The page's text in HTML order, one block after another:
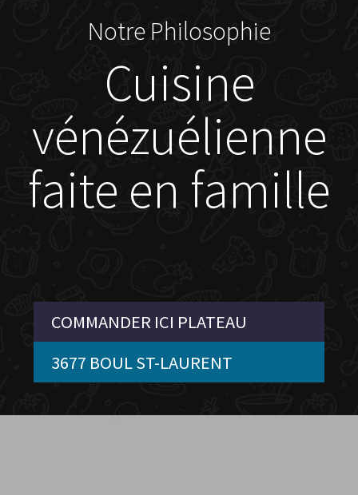
Notre Philosophie
Cuisine
vénézuélienne
faite en famille
COMMANDER ICI PLATEAU
3677 BOUL ST-LAURENT